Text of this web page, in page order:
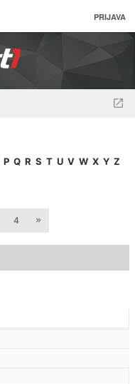
PRIJAVA
P Q R S T U V W X Y Z
4